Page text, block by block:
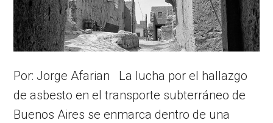
Por: Jorge Afarian La lucha por el hallazgo
de asbesto en el transporte subterráneo de
Buenos Aires se enmarca dentro de una